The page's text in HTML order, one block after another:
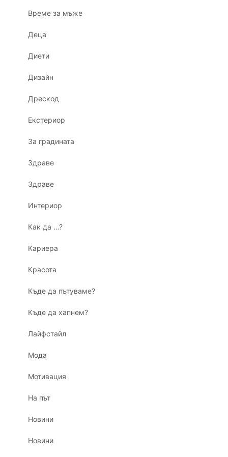
Време за мъже
Деца
Диети
Дизайн
Дрескод
Екстериор
За градината
Здраве
Здраве
Интериор
Как да …?
Кариера
Красота
Къде да пътуваме?
Къде да хапнем?
Лайфстайл
Мода
Мотивация
На път
Новини
Новини